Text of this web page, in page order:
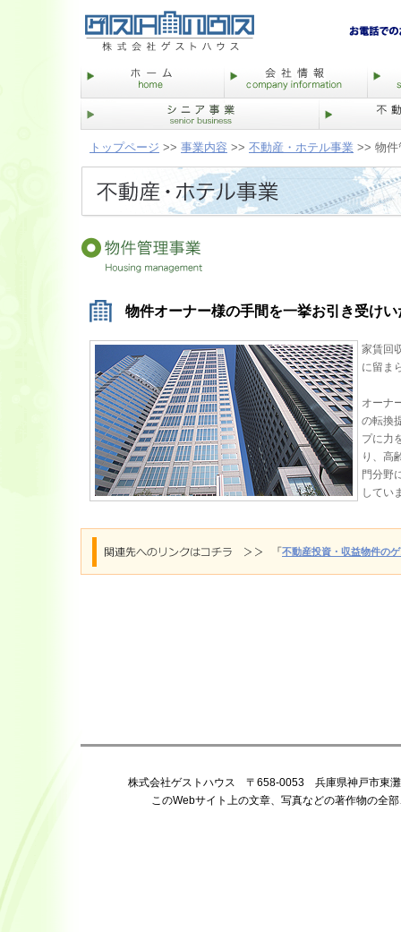
トップページ >> 事業内容 >> 不動産・ホテル事業 >> 物件
物件オーナー様の手間を一挙お引き受け
家賃回
に留ま
オーナ
の転換
プに力
り、高
門分野
してい
「不動産投資・収益物件の
株式会社ゲストハウス 〒658-0053 兵庫県神戸市東
このWebサイト上の文章、写真などの著作物の全